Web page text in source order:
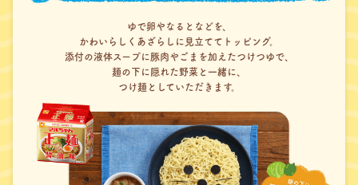
ゆで卵やなるとなどを、
かわいらしくあざらしに見立ててトッピング。
添付の液体スープに豚肉やごまを加えたつけつゆで、
麺の下に隠れた野菜と一緒に、
つけ麺としていただきます。